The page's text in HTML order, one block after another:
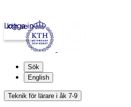
kth.se
Logga in
Sök
English
Teknik för lärare i åk 7-9